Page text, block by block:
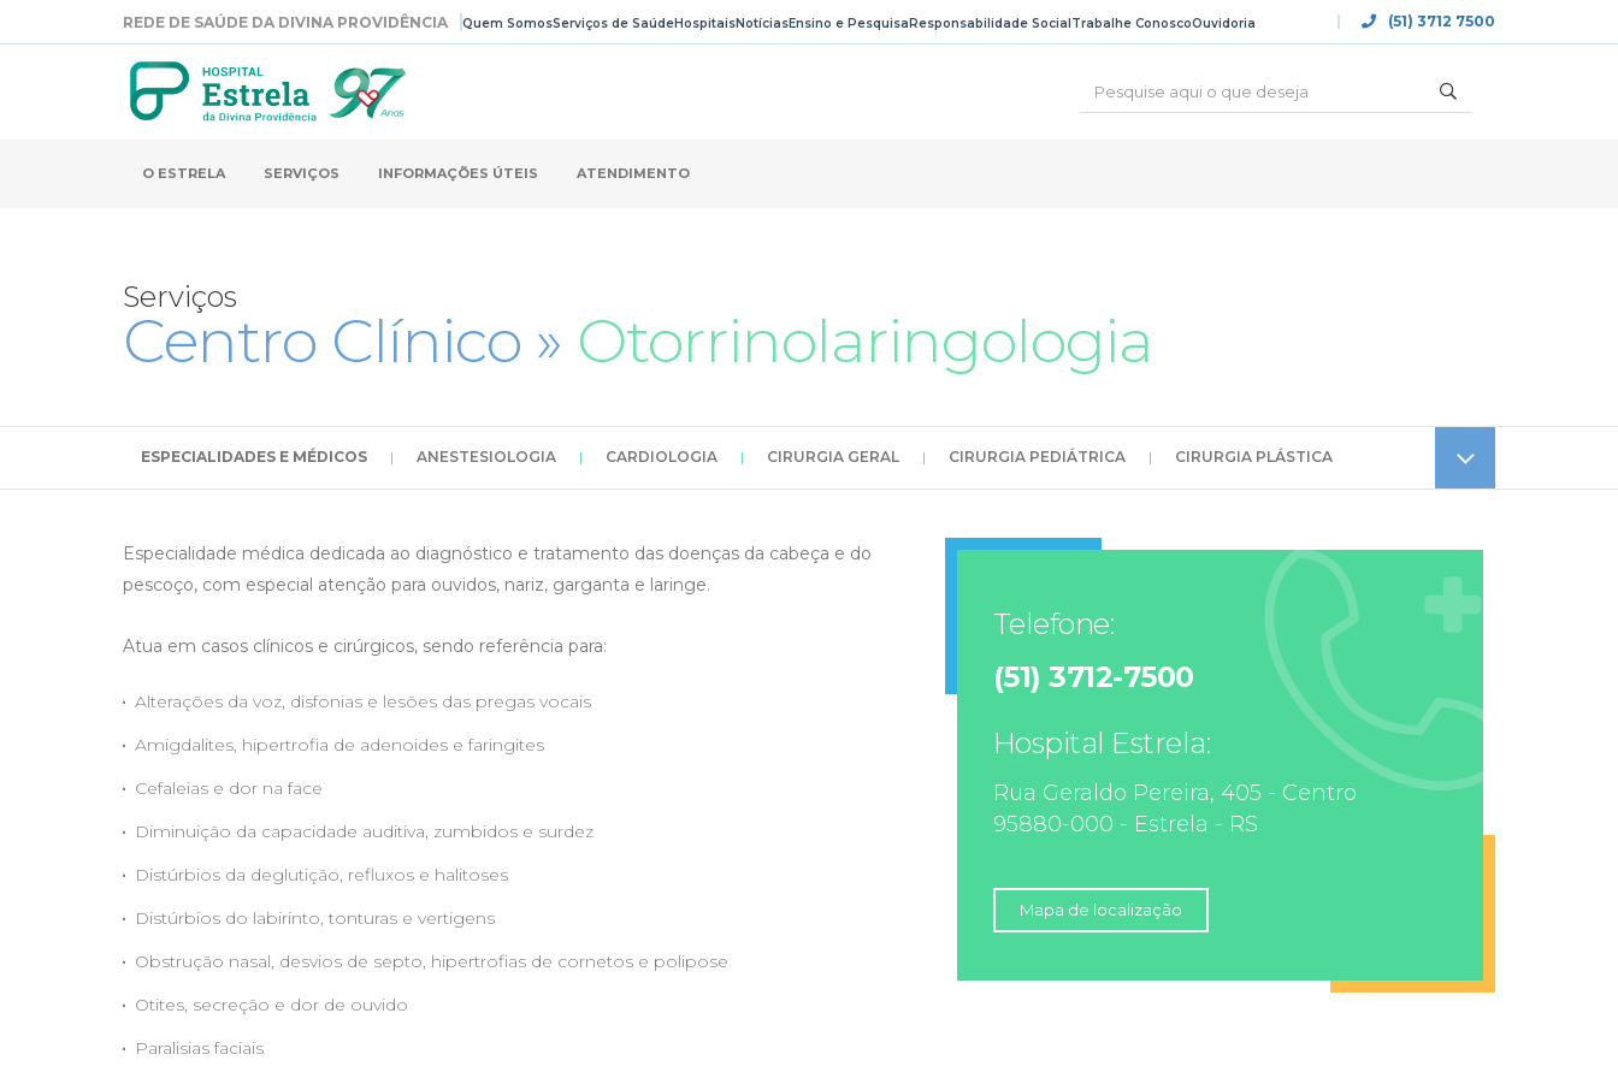
REDE DE SAÚDE DA DIVINA PROVIDÊNCIA Quem SomosServiços de SaúdeHospitaisNotíciasEnsino e PesquisaResponsabilidade SocialTrabalhe ConoscoOuvidoria (51) 3712 7500
O ESTRELA SERVIÇOS INFORMAÇÕES ÚTEIS ATENDIMENTO
Serviços
Centro Clínico » Otorrinolaringologia
ESPECIALIDADES E MÉDICOS | ANESTESIOLOGIA | CARDIOLOGIA | CIRURGIA GERAL | CIRURGIA PEDIÁTRICA | CIRURGIA PLÁSTICA
Especialidade médica dedicada ao diagnóstico e tratamento das doenças da cabeça e do
pescoço, com especial atenção para ouvidos, nariz, garganta e laringe.
Atua em casos clínicos e cirúrgicos, sendo referência para:
Alterações da voz, disfonias e lesões das pregas vocais
Amigdalites, hipertrofia de adenoides e faringites
Cefaleias e dor na face
Diminuição da capacidade auditiva, zumbidos e surdez
Distúrbios da deglutição, refluxos e halitoses
Distúrbios do labirinto, tonturas e vertigens
Obstrução nasal, desvios de septo, hipertrofias de cornetos e polipose
Otites, secreção e dor de ouvido
Paralisias faciais
Telefone:
(51) 3712-7500
Hospital Estrela:
Rua Geraldo Pereira, 405 - Centro
95880-000 - Estrela - RS
Mapa de localização